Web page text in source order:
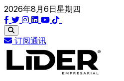
2026年8月6日星期四
订阅通讯